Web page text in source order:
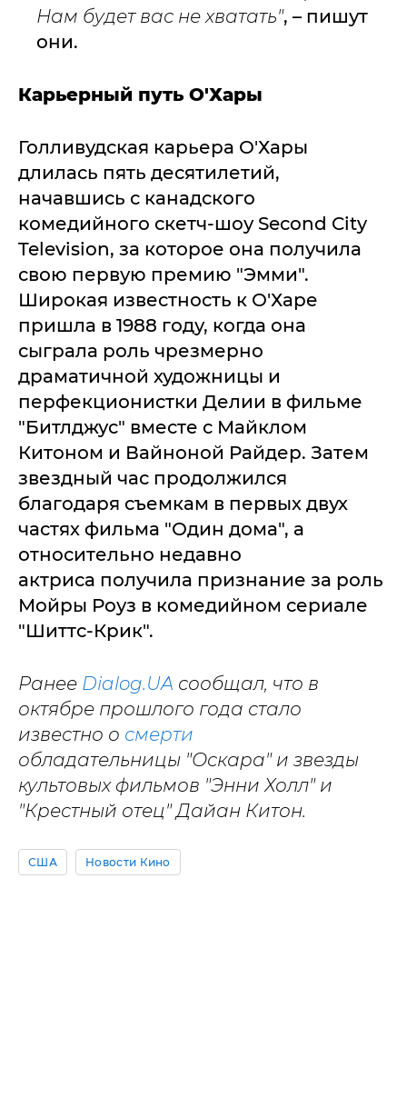
Нам будет вас не хватать", – пишут
они.
Карьерный путь О'Хары
Голливудская карьера О'Хары
длилась пять десятилетий,
начавшись с канадского
комедийного скетч-шоу Second City
Television, за которое она получила
свою первую премию "Эмми".
Широкая известность к О'Харе
пришла в 1988 году, когда она
сыграла роль чрезмерно
драматичной художницы и
перфекционистки Делии в фильме
"Битлджус" вместе с Майклом
Китоном и Вайноной Райдер. Затем
звездный час продолжился
благодаря съемкам в первых двух
частях фильма "Один дома", а
относительно недавно
актриса получила признание за роль
Мойры Роуз в комедийном сериале
"Шиттс-Крик".
Ранее Dialog.UA сообщал, что в
октябре прошлого года стало
известно о смерти
обладательницы "Оскара" и звезды
культовых фильмов "Энни Холл" и
"Крестный отец" Дайан Китон.
США Новости Кино